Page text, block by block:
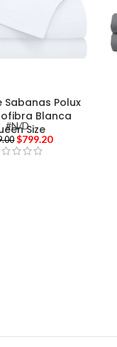
Sabanas Polux
Blanca
Size
#N/D
$799.20